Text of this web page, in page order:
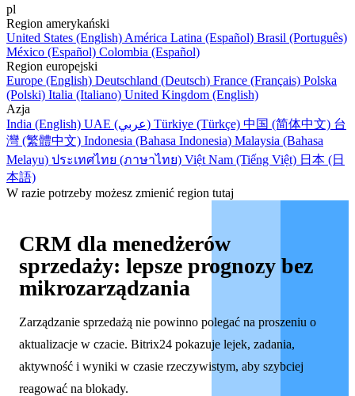
pl
Region amerykański
United States (English) América Latina (Español) Brasil (Português)
México (Español) Colombia (Español)
Region europejski
Europe (English) Deutschland (Deutsch) France (Français) Polska
(Polski) Italia (Italiano) United Kingdom (English)
Azja
India (English)
UAE (عربي) Türkiye (Türkçe) 中国 (简体中文) 台
灣 (繁體中文) Indonesia (Bahasa Indonesia) Malaysia (Bahasa
Melayu) ประเทศไทย (ภาษาไทย) Việt Nam (Tiếng Việt) 日本 (日
本語)
W razie potrzeby możesz zmienić region tutaj
CRM dla menedżerów
sprzedaży: lepsze prognozy bez
mikrozarządzania
Zarządzanie sprzedażą nie powinno polegać na proszeniu o
aktualizacje w czacie. Bitrix24 pokazuje lejek, zadania,
aktywność i wyniki w czasie rzeczywistym, aby szybciej
reagować na blokady.